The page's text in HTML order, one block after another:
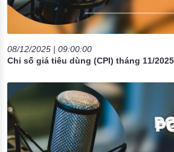
08/12/2025 | 09:00:00
Chỉ số giá tiêu dùng (CPI) tháng 11/2025